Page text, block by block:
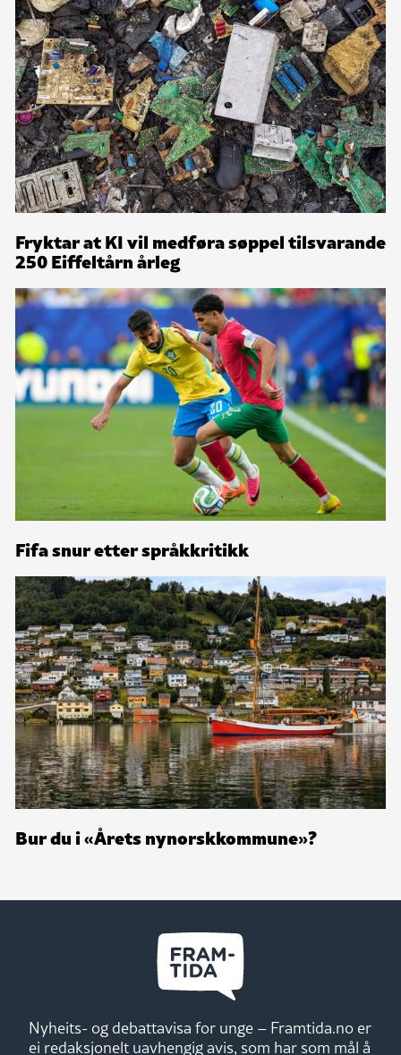
Fryktar at KI vil medføra søppel tilsvarande
250 Eiffeltårn årleg
Fifa snur etter språkkritikk
Bur du i «Årets nynorskkommune»?
Nyheits- og debattavisa for unge – Framtida.no er
ei redaksjonelt uavhengig avis, som har som mål å